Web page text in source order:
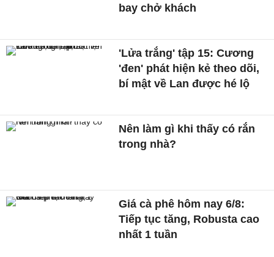
bay chở khách
'Lửa trắng' tập 15: Cương
'đen' phát hiện kẻ theo dõi,
bí mật về Lan được hé lộ
Nên làm gì khi thấy có rắn
trong nhà?
Giá cà phê hôm nay 6/8:
Tiếp tục tăng, Robusta cao
nhất 1 tuần